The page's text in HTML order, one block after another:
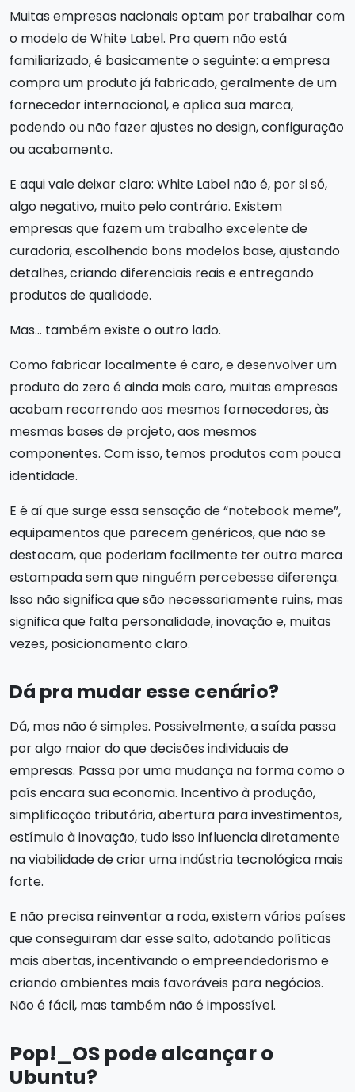
Muitas empresas nacionais optam por trabalhar com
o modelo de White Label. Pra quem não está
familiarizado, é basicamente o seguinte: a empresa
compra um produto já fabricado, geralmente de um
fornecedor internacional, e aplica sua marca,
podendo ou não fazer ajustes no design, configuração
ou acabamento.
E aqui vale deixar claro: White Label não é, por si só,
algo negativo, muito pelo contrário. Existem
empresas que fazem um trabalho excelente de
curadoria, escolhendo bons modelos base, ajustando
detalhes, criando diferenciais reais e entregando
produtos de qualidade.
Mas… também existe o outro lado.
Como fabricar localmente é caro, e desenvolver um
produto do zero é ainda mais caro, muitas empresas
acabam recorrendo aos mesmos fornecedores, às
mesmas bases de projeto, aos mesmos
componentes. Com isso, temos produtos com pouca
identidade.
E é aí que surge essa sensação de “notebook meme”,
equipamentos que parecem genéricos, que não se
destacam, que poderiam facilmente ter outra marca
estampada sem que ninguém percebesse diferença.
Isso não significa que são necessariamente ruins, mas
significa que falta personalidade, inovação e, muitas
vezes, posicionamento claro.
Dá pra mudar esse cenário?
Dá, mas não é simples. Possivelmente, a saída passa
por algo maior do que decisões individuais de
empresas. Passa por uma mudança na forma como o
país encara sua economia. Incentivo à produção,
simplificação tributária, abertura para investimentos,
estímulo à inovação, tudo isso influencia diretamente
na viabilidade de criar uma indústria tecnológica mais
forte.
E não precisa reinventar a roda, existem vários países
que conseguiram dar esse salto, adotando políticas
mais abertas, incentivando o empreendedorismo e
criando ambientes mais favoráveis para negócios.
Não é fácil, mas também não é impossível.
Pop!_OS pode alcançar o
Ubuntu?